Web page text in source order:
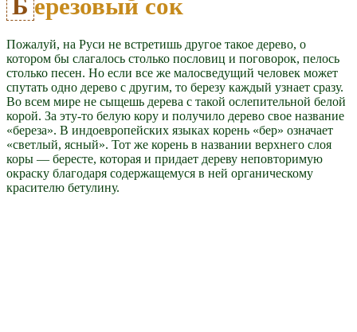
Березовый сок
Пожалуй, на Руси не встретишь другое такое дерево, о
котором бы слагалось столько пословиц и поговорок, пелось
столько песен. Но если все же малосведущий человек может
спутать одно дерево с другим, то березу каждый узнает сразу.
Во всем мире не сыщешь дерева с такой ослепительной белой
корой. За эту-то белую кору и получило дерево свое название
«береза». В индоевропейских языках корень «бер» означает
«светлый, ясный». Тот же корень в названии верхнего слоя
коры — бересте, которая и придает дереву неповторимую
окраску благодаря содержащемуся в ней органическому
красителю бетулину.